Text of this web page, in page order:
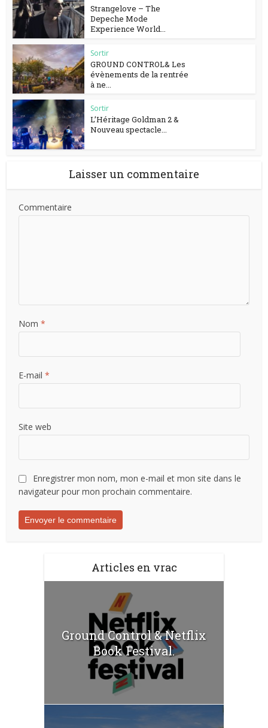
Strangelove – The
Depeche Mode
Experience World...
Sortir
GROUND CONTROL& Les
évènements de la rentrée
à ne...
Sortir
L’Héritage Goldman 2 &
Nouveau spectacle...
Laisser un commentaire
Commentaire
Nom*
E-mail*
Site web
Enregistrer mon nom, mon e-mail et mon site dans le
navigateur pour mon prochain commentaire.
Articles en vrac
Ground Control & Netflix
Book Festival.